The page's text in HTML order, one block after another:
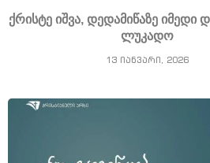
ქრისტე იშვა, დედამიწაზე იმედი
ლუკადო
13 იანვარი, 2026